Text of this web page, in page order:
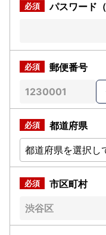
パスワード（
郵便番号
都道府県
市区町村